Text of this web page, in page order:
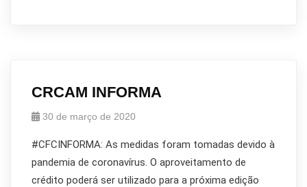
CRCAM INFORMA
30 de março de 2020
#CFCINFORMA: As medidas foram tomadas devido à
pandemia de coronavírus. O aproveitamento de
crédito poderá ser utilizado para a próxima edição